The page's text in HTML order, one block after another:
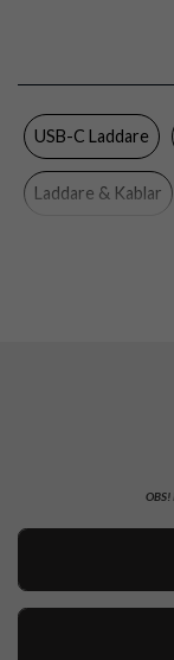
Tillverkarens art
USB-C Laddare
Laddare & Kablar
OBS!